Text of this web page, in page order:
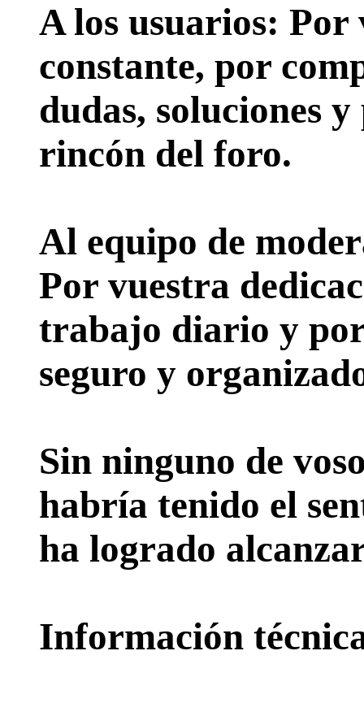
A los usuarios: Por
constante, por
dudas, soluciones
rincón del foro.
Al equipo de
Por vuestra
trabajo diario y por
seguro y
Sin ninguno de
habría tenido el
ha logrado
Información